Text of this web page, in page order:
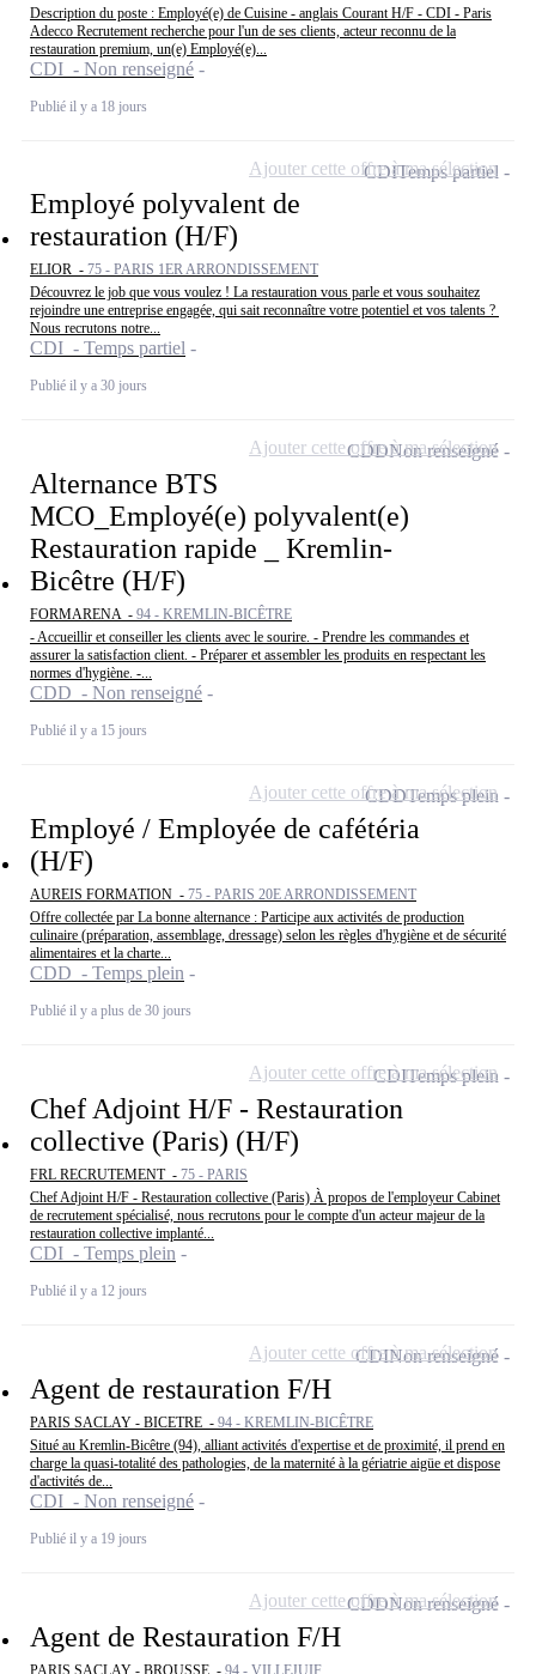
Description du poste : Employé(e) de Cuisine - anglais Courant H/F - CDI - Paris
Adecco Recrutement recherche pour l'un de ses clients, acteur reconnu de la
restauration premium, un(e) Employé(e)...
CDI - Non renseigné
Publié il y a 18 jours
Employé polyvalent de
restauration (H/F)
ELIOR - 75 - PARIS 1ER ARRONDISSEMENT
Découvrez le job que vous voulez ! La restauration vous parle et vous souhaitez
rejoindre une entreprise engagée, qui sait reconnaître votre potentiel et vos talents ?
Nous recrutons notre...
CDI - Temps partiel
Publié il y a 30 jours
CDITemps partiel
Ajouter cette offre à ma sélection
Alternance BTS
MCO_Employé(e) polyvalent(e)
Restauration rapide _ Kremlin-
Bicêtre (H/F)
FORMARENA - 94 - KREMLIN-BICÊTRE
- Accueillir et conseiller les clients avec le sourire. - Prendre les commandes et
assurer la satisfaction client. - Préparer et assembler les produits en respectant les
normes d'hygiène. -...
CDD - Non renseigné
Publié il y a 15 jours
CDDNon renseigné
Ajouter cette offre à ma sélection
Employé / Employée de cafétéria
(H/F)
AUREIS FORMATION - 75 - PARIS 20E ARRONDISSEMENT
Offre collectée par La bonne alternance : Participe aux activités de production
culinaire (préparation, assemblage, dressage) selon les règles d'hygiène et de sécurité
alimentaires et la charte...
CDD - Temps plein
Publié il y a plus de 30 jours
CDDTemps plein
Ajouter cette offre à ma sélection
Chef Adjoint H/F - Restauration
collective (Paris) (H/F)
FRL RECRUTEMENT - 75 - PARIS
Chef Adjoint H/F - Restauration collective (Paris) À propos de l'employeur Cabinet
de recrutement spécialisé, nous recrutons pour le compte d'un acteur majeur de la
restauration collective implanté...
CDI - Temps plein
Publié il y a 12 jours
CDITemps plein
Ajouter cette offre à ma sélection
Agent de restauration F/H
PARIS SACLAY - BICETRE - 94 - KREMLIN-BICÊTRE
Situé au Kremlin-Bicêtre (94), alliant activités d'expertise et de proximité, il prend en
charge la quasi-totalité des pathologies, de la maternité à la gériatrie aigüe et dispose
d'activités de...
CDI - Non renseigné
Publié il y a 19 jours
CDINon renseigné
Ajouter cette offre à ma sélection
Agent de Restauration F/H
PARIS SACLAY - BROUSSE - 94 - VILLEJUIF
CDDNon renseigné
Ajouter cette offre à ma sélection